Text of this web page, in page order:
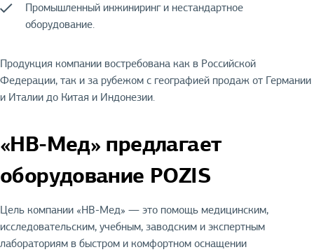
Промышленный инжиниринг и нестандартное
оборудование.
Продукция компании востребована как в Российской
Федерации, так и за рубежом с географией продаж от Германии
и Италии до Китая и Индонезии.
«НВ-Мед» предлагает
оборудование POZIS
Цель компании «НВ-Мед» — это помощь медицинским,
исследовательским, учебным, заводским и экспертным
лабораториям в быстром и комфортном оснащении